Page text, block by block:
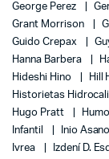
George Perez
Grant Morrison
Guido Crepax
Hanna Barbera
Hideshi Hino
Hill
Historietas
Hugo Pratt
Infantil
Inio Asano
Ivrea
Izdení D.